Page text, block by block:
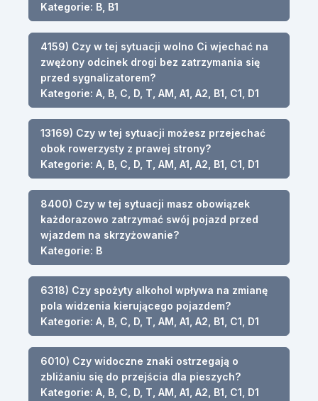
Kategorie: B, B1
4159) Czy w tej sytuacji wolno Ci wjechać na
zwężony odcinek drogi bez zatrzymania się
przed sygnalizatorem?
Kategorie: A, B, C, D, T, AM, A1, A2, B1, C1, D1
13169) Czy w tej sytuacji możesz przejechać
obok rowerzysty z prawej strony?
Kategorie: A, B, C, D, T, AM, A1, A2, B1, C1, D1
8400) Czy w tej sytuacji masz obowiązek
każdorazowo zatrzymać swój pojazd przed
wjazdem na skrzyżowanie?
Kategorie: B
6318) Czy spożyty alkohol wpływa na zmianę
pola widzenia kierującego pojazdem?
Kategorie: A, B, C, D, T, AM, A1, A2, B1, C1, D1
6010) Czy widoczne znaki ostrzegają o
zbliżaniu się do przejścia dla pieszych?
Kategorie: A, B, C, D, T, AM, A1, A2, B1, C1, D1